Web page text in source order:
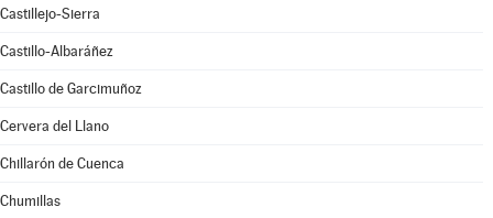
Castillejo-Sierra
Castillo-Albaráñez
Castillo de Garcimuñoz
Cervera del Llano
Chillarón de Cuenca
Chumillas